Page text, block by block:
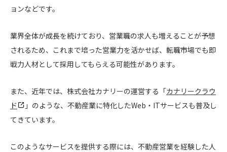
ョンなどです。
業界全体が成長を続けており、営業職の求人も増えることが予想
されるため、これまで培った営業力を活かせば、転職市場でも即
戦力人材として採用してもらえる可能性があります。
また、近年では、株式会社カナリーの運営する「カナリークラウ
ド
」のような、不動産業に特化したWeb・ITサービスも普及し
てきています。
このようなサービスを提供する際には、不動産営業を経験した人